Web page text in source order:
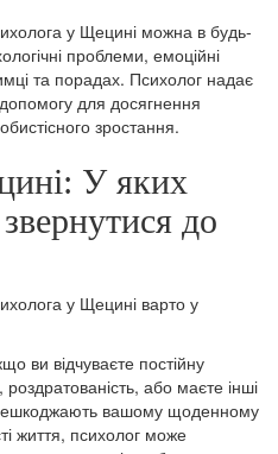
у Щецині можна в будь-
проблеми, емоційні
та порадах. Психолог надає
для досягнення
зростання.
У яких
до
у Щецині варто у
ви відчуваєте постійну
роздратованість, або маєте інші
вашому щоденному
життя, психолог може